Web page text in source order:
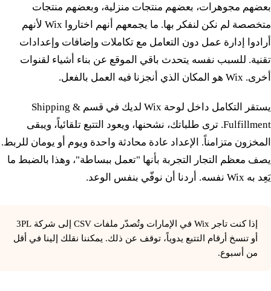
بعضهم مجوهرات، بعضهم منتجات منزلية، وبعضهم منتجات
متخصصة لم نكن لنفكر بها. ما يجمعهم أنهم اختاروا Wix لأنهم
أرادوا إدارة عمل دون التعامل مع تكاملات وإضافات وإعدادات
تقنية. للسبب نفسه يتحدث باقي الموقع عن بناء أشياء لقنوات
أخرى. Wix هو المكان الذي أنجزنا فيه العمل بالفعل.
يستقر التكامل داخل لوحة Wix لديك في قسم Shipping &
Fulfillment. ترى طلباتك، نشحنها، ويعود التتبع تلقائياً، ويبقى
المخزون متزامناً. الإعداد عادة محادثة واحدة ويوم أو يومان للربط.
يصف معظم التجار التجربة بأنها "تعمل ببساطة"، وهذا بالضبط ما
يَعِد به Wix نفسه. أردنا أن نوفّي بنفس الوعد.
إذا كنت تاجر Wix في الإمارات وتُصدّر ملفات CSV إلى شركة 3PL
أو تنسخ أرقام التتبع يدوياً، توقف عن ذلك. يمكننا نقلك إلينا في أقل
من أسبوع.